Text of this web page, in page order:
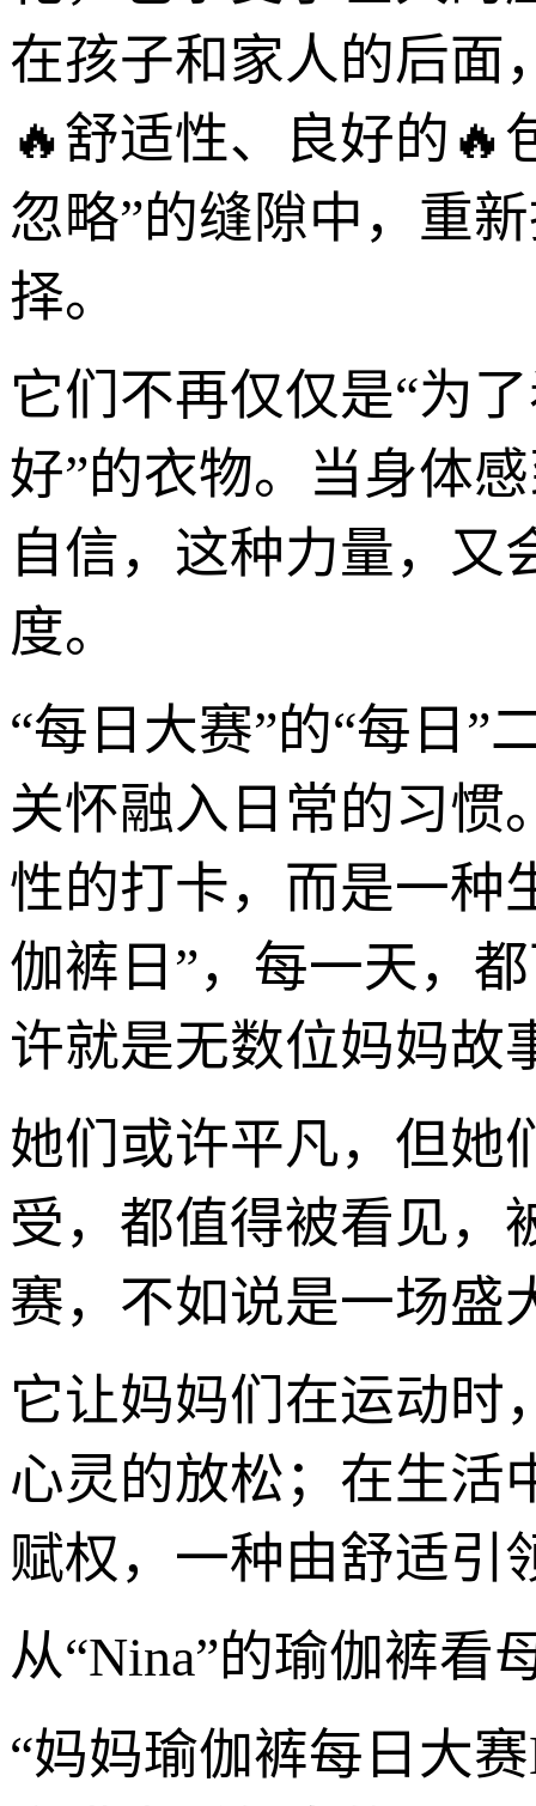
在孩子和家人的后面
🔥舒适性、良好的🔥
忽略”的缝隙中，重
择。
它们不再仅仅是“为
好”的衣物。当身体
自信，这种力量，又
度。
“每日大赛”的“每日”
关怀融入日常的习惯
性的打卡，而是一种
伽裤日”，每一天，
许就是无数位妈妈故
她们或许平凡，但她
受，都值得被看见，
赛，不如说是一场盛
它让妈妈们在运动时
心灵的放松；在生活
赋权，一种由舒适引
从“Nina”的瑜伽裤看
“妈妈瑜伽裤每日大